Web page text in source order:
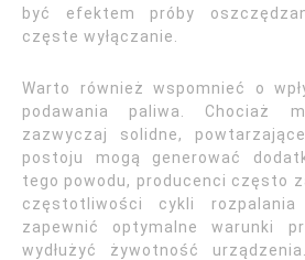
być efektem próby
częste wyłączanie.
Warto również wspomnieć o
podawania paliwa. Chociaż
zazwyczaj solidne,
postoju mogą generować
tego powodu, producenci często
częstotliwości cykli
zapewnić optymalne warunki
wydłużyć żywotność